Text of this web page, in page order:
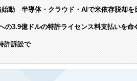
始動 半導体・クラウド・AIで米依存脱却を
の3.9億ドルの特許ライセンス料支払いを命
許訴訟で